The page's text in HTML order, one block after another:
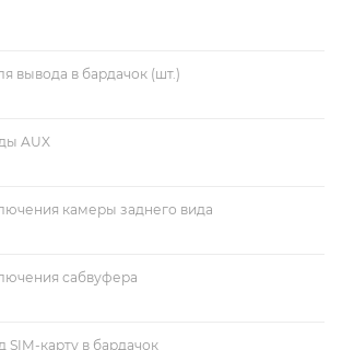
вывода в бардачок (шт.)
AUX
камеры заднего вида
сабвуфера
карту в бардачок